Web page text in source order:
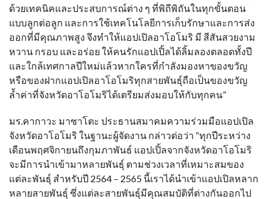
ด้วยเทคนิคและประสบการณ์ต่าง ๆ ที่พิถีพิถันในทุกขั้นตอน
แบบลูกต่อลูก และการใช้เทคโนโลยีการเก็บรักษาและการส่ง
ออกที่มีคุณภาพสูง จึงทำให้แอปเปิลอาโอโมริ มี สีสันสวยงาม
หวาน กรอบ และอร่อย ให้คนรักแอปเปิ้ลได้ลิ้มลองตลอดทั้งปี
และใกล้เทศกาลปีใหม่แล้วหากใครที่กำลังมองหาของขวัญ
หรือของฝากแอปเปิลอาโอโมริทุกสายพันธุ์ถือเป็นของขวัญ
ล้ำค่าที่จังหวัดอาโอโมริได้เตรียมส่งมอบให้กับทุกคน”
มร.คากาวะ มาซาโตะ ประธานสมาคมความร่วมมือแอปเปิล
จังหวัดอาโอโมริ ในฐานะผู้จัดงาน กล่าวต่อว่า “ทุกปีระหว่าง
เดือนพฤศจิกายนถึงกุมภาพันธ์ แอปเปิ้ลจากจังหวัดอาโอโมริ
จะมีการนำเข้ามาหลายพันธุ์ ตามช่วงเวลาที่เหมาะสมของ
แต่ละพันธุ์ สำหรับปี 2564 – 2565 นี้เราได้นำเข้าแอปเปิลหลาก
หลายสายพันธุ์ ซึ่งแต่ละสายพันธุ์มีคุณสมบัติที่ต่างกันออกไป